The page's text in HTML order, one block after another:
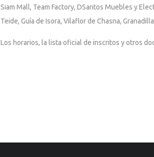
Siam Mall, Team Factory, DSantos Muebles y
Teide, Guía de Isora, Vilaflor de Chasna,
Los horarios, la lista oficial de inscritos y otros